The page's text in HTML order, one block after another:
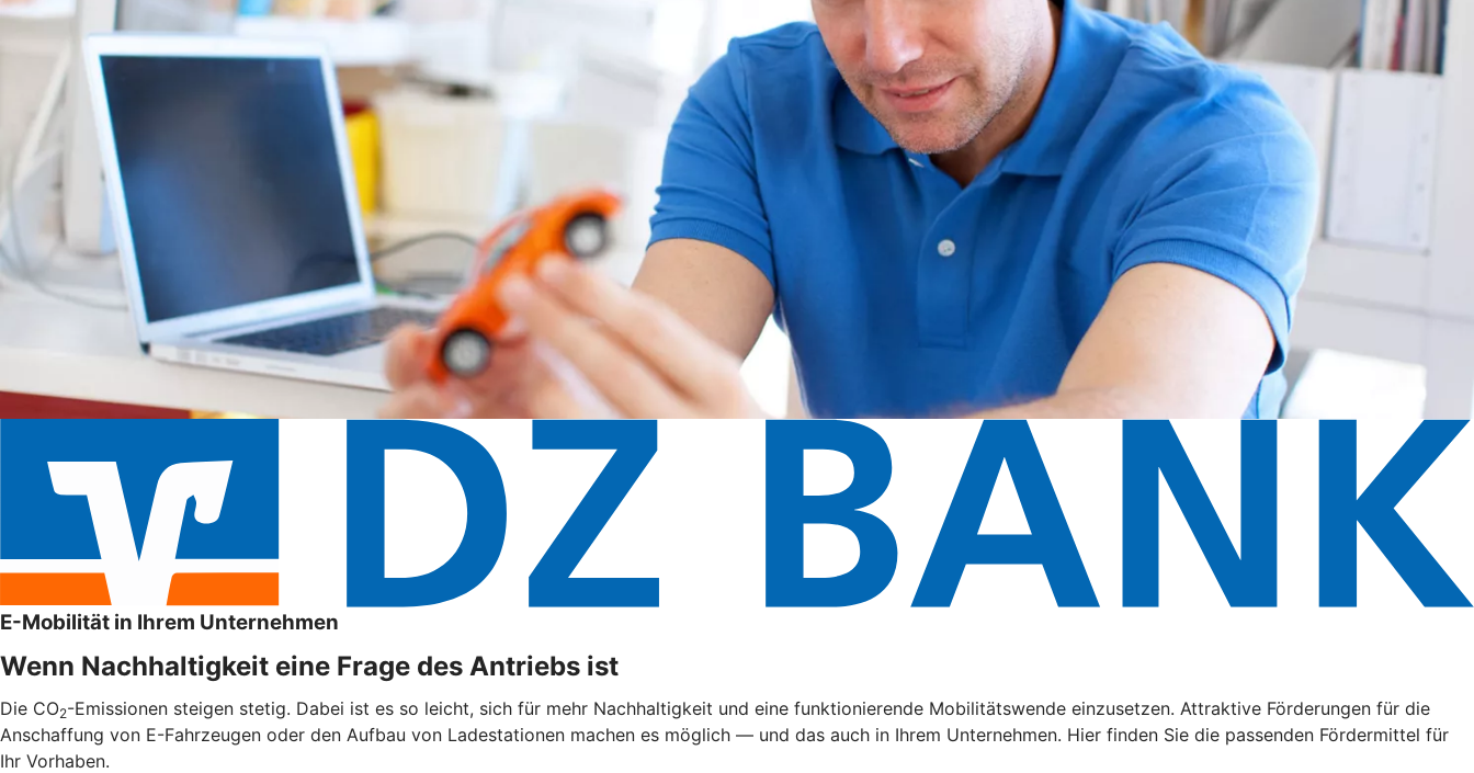
E-Mobilität in Ihrem Unternehmen
Wenn Nachhaltigkeit eine Frage des Antriebs ist
Die CO2-Emissionen steigen stetig. Dabei ist es so leicht, sich für mehr Nachhaltigkeit und eine funktionierende Mobilitätswende einzusetzen. Attraktive Förderungen für die
Anschaffung von E-Fahrzeugen oder den Aufbau von Ladestationen machen es möglich — und das auch in Ihrem Unternehmen. Hier finden Sie die passenden Fördermittel für
Ihr Vorhaben.